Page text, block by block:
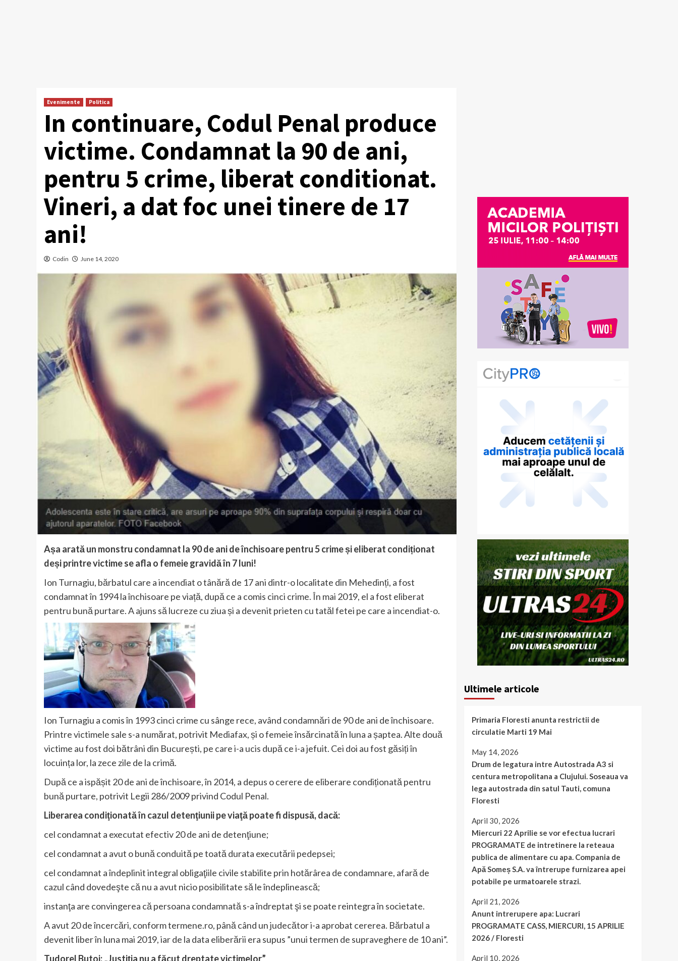
Evenimente Politica
In continuare, Codul Penal produce
victime. Condamnat la 90 de ani,
pentru 5 crime, liberat conditionat.
Vineri, a dat foc unei tinere de 17
ani!
Codin June 14, 2020
Așa arată un monstru condamnat la 90 de ani de închisoare pentru 5 crime și eliberat condiționat
deși printre victime se afla o femeie gravidă în 7 luni!
Ion Turnagiu, bărbatul care a incendiat o tânără de 17 ani dintr-o localitate din Mehedinți, a fost
condamnat în 1994 la închisoare pe viață, după ce a comis cinci crime. În mai 2019, el a fost eliberat
pentru bună purtare. A ajuns să lucreze cu ziua și a devenit prieten cu tatăl fetei pe care a incendiat-o.
Ion Turnagiu a comis în 1993 cinci crime cu sânge rece, având condamnări de 90 de ani de închisoare.
Printre victimele sale s-a numărat, potrivit Mediafax, și o femeie însărcinată în luna a șaptea. Alte două
victime au fost doi bătrâni din București, pe care i-a ucis după ce i-a jefuit. Cei doi au fost găsiți în
locuința lor, la zece zile de la crimă.
După ce a ispășit 20 de ani de închisoare, în 2014, a depus o cerere de eliberare condiționată pentru
bună purtare, potrivit Legii 286/2009 privind Codul Penal.
Liberarea condiţionată în cazul detenţiunii pe viaţă poate fi dispusă, dacă:
cel condamnat a executat efectiv 20 de ani de detenţiune;
cel condamnat a avut o bună conduită pe toată durata executării pedepsei;
cel condamnat a îndeplinit integral obligaţiile civile stabilite prin hotărârea de condamnare, afară de
cazul când dovedeşte că nu a avut nicio posibilitate să le îndeplinească;
instanţa are convingerea că persoana condamnată s-a îndreptat şi se poate reintegra în societate.
A avut 20 de încercări, conform termene.ro, până când un judecător i-a aprobat cererea. Bărbatul a
devenit liber în luna mai 2019, iar de la data eliberării era supus ”unui termen de supraveghere de 10 ani”.
Tudorel Butoi: „Justiția nu a făcut dreptate victimelor”
Ultimele articole
Primaria Floresti anunta restrictii de
circulatie Marti 19 Mai
May 14, 2026
Drum de legatura intre Autostrada A3 si
centura metropolitana a Clujului. Soseaua va
lega autostrada din satul Tauti, comuna
Floresti
April 30, 2026
Miercuri 22 Aprilie se vor efectua lucrari
PROGRAMATE de intretinere la reteaua
publica de alimentare cu apa. Compania de
Apă Someș S.A. va întrerupe furnizarea apei
potabile pe urmatoarele strazi.
April 21, 2026
Anunt intrerupere apa: Lucrari
PROGRAMATE CASS, MIERCURI, 15 APRILIE
2026 / Floresti
April 10, 2026